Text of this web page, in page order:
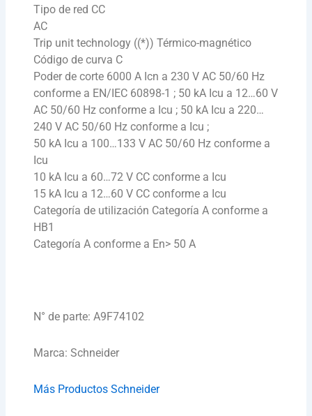
Tipo de red CC
AC
Trip unit technology ((*)) Térmico-magnético
Código de curva C
Poder de corte 6000 A Icn a 230 V AC 50/60 Hz
conforme a EN/IEC 60898-1 ; 50 kA Icu a 12…60 V
AC 50/60 Hz conforme a Icu ; 50 kA Icu a 220…
240 V AC 50/60 Hz conforme a Icu ;
50 kA Icu a 100…133 V AC 50/60 Hz conforme a
Icu
10 kA Icu a 60…72 V CC conforme a Icu
15 kA Icu a 12…60 V CC conforme a Icu
Categoría de utilización Categoría A conforme a
HB1
Categoría A conforme a En> 50 A
N° de parte: A9F74102
Marca: Schneider
Más Productos Schneider